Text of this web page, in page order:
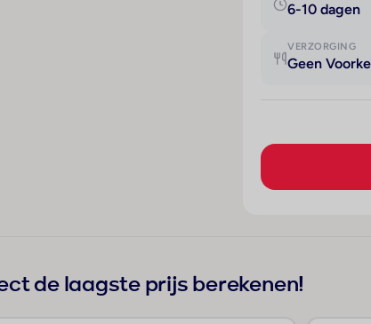
6-10 dagen
VERZORGING
Geen
de laagste prijs berekenen!